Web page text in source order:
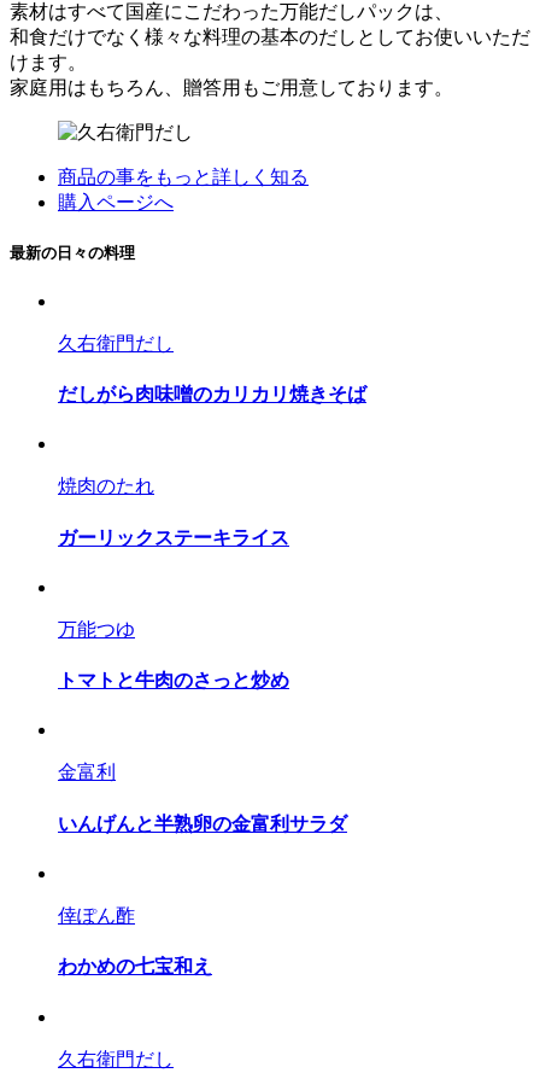
素材はすべて国産にこだわった万能だしパックは、
和食だけでなく様々な料理の基本のだしとしてお使いいただ
けます。
家庭用はもちろん、贈答用もご用意しております。
商品の事をもっと詳しく知る
購入ページへ
最新の日々の料理
久右衛門だし
だしがら肉味噌のカリカリ焼きそば
焼肉のたれ
ガーリックステーキライス
万能つゆ
トマトと牛肉のさっと炒め
金富利
いんげんと半熟卵の金富利サラダ
倖ぽん酢
わかめの七宝和え
久右衛門だし